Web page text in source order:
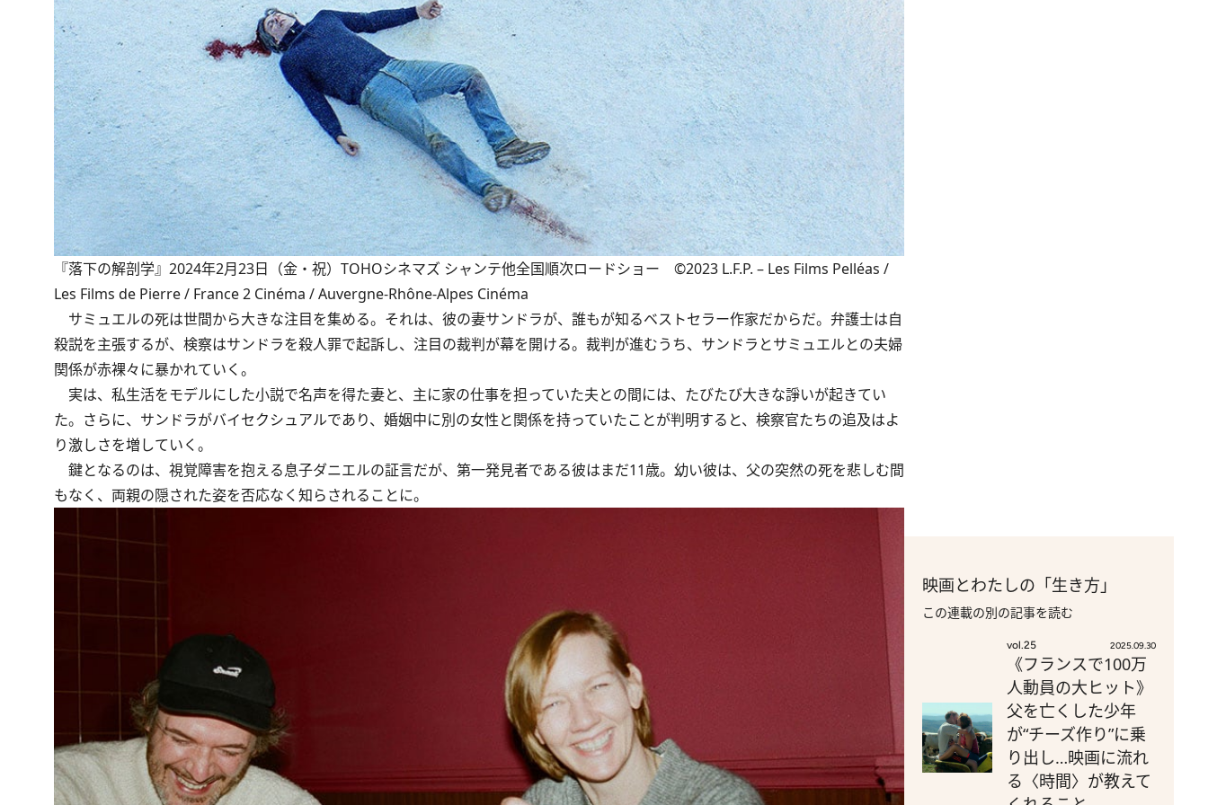
『落下の解剖学』2024年2月23日（金・祝）TOHOシネマズ シャンテ他全国順次ロードショー ©2023 L.F.P. – Les Films Pelléas /
Les Films de Pierre / France 2 Cinéma / Auvergne‐Rhône‐Alpes Cinéma
サミュエルの死は世間から大きな注目を集める。それは、彼の妻サンドラが、誰もが知るベストセラー作家だからだ。弁護士は自
殺説を主張するが、検察はサンドラを殺人罪で起訴し、注目の裁判が幕を開ける。裁判が進むうち、サンドラとサミュエルとの夫婦
関係が赤裸々に暴かれていく。
実は、私生活をモデルにした小説で名声を得た妻と、主に家の仕事を担っていた夫との間には、たびたび大きな諍いが起きてい
た。さらに、サンドラがバイセクシュアルであり、婚姻中に別の女性と関係を持っていたことが判明すると、検察官たちの追及はよ
り激しさを増していく。
鍵となるのは、視覚障害を抱える息子ダニエルの証言だが、第一発見者である彼はまだ11歳。幼い彼は、父の突然の死を悲しむ間
もなく、両親の隠された姿を否応なく知らされることに。
映画とわたしの「生き方」
この連載の別の記事を読む
vol.25 2025.09.30
《フランスで100万
人動員の大ヒット》
父を亡くした少年
が“チーズ作り”に乗
り出し…映画に流れ
る〈時間〉が教えて